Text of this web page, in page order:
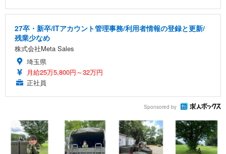
27卒・新卒/ITアカウント管理事務/利用者情報の登録と更新/
残業少なめ
株式会社Meta Sales
埼玉県
月給25万5,800円～32万円
正社員
Sponsored by